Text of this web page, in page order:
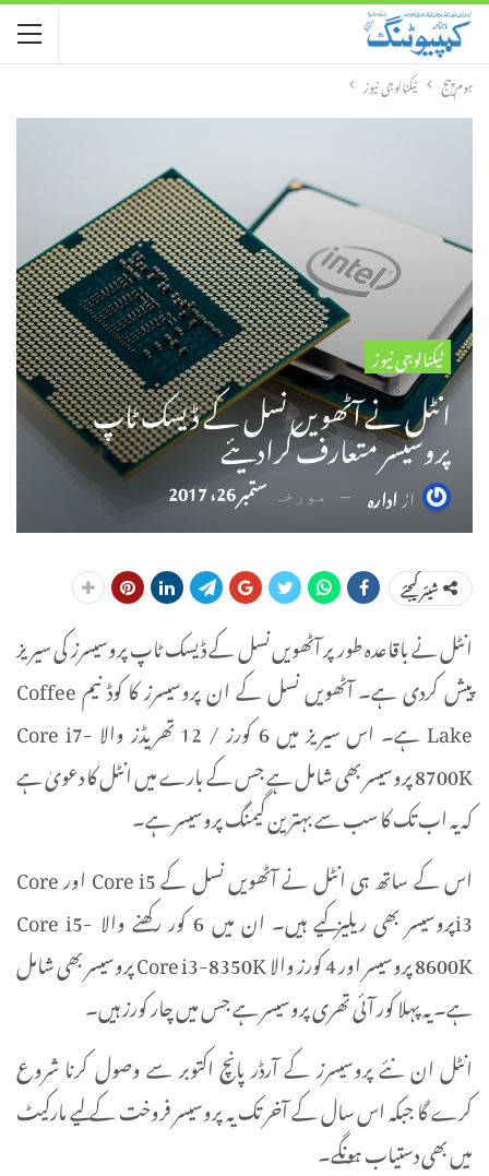
ہوم پیج ٹیکنالوجی نیوز
ٹیکنالوجی نیوز
انٹل نے آٹھویں نسل کے ڈیسک ٹاپ
پروسیسر متعارف کرادیئے
ازادارہ مورخہ ستمبر 26، 2017
شیئر کیجئے
انٹل نے باقاعدہ طور پر آٹھویں نسل کے ڈیسک ٹاپ پروسیسرز کی سیریز
پیش کردی ہے۔ آٹھویں نسل کے ان پروسیسرز کا کوڈ نیم Coffee
Lake ہے۔ اس سیریز میں 6 کورز / 12 تھریڈز والا Core i7-
8700K پروسیسر بھی شامل ہے جس کے بارے میں انٹل کا دعویٰ ہے
کہ یہ اب تک کا سب سے بہترین گیمنگ پروسیسر ہے۔
اس کے ساتھ ہی انٹل نے آٹھویں نسل کے Core i5 اور Core
i3پروسیسر بھی ریلیز کیے ہیں۔ ان میں 6 کور رکھنے والا Core i5-
8600K پروسیسر اور 4 کورز والا Core i3-8350K پروسیسر بھی شامل
ہے۔ یہ پہلا کور آئی تھری پروسیسر ہے جس میں چار کورز ہیں۔
انٹل ان نئے پروسیسرز کے آرڈر پانچ اکتوبر سے وصول کرنا شروع
کرے گا جبکہ اس سال کے آخر تک یہ پروسیسر فروخت کے لیے مارکیٹ
میں بھی دستیاب ہونگے۔